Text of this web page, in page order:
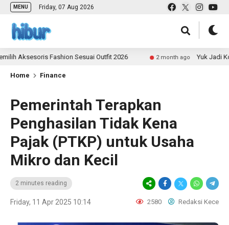
MENU Friday, 07 Aug 2026
Fashion Sesuai Outfit 2026 2 month ago Yuk Jadi
Home Finance
Pemerintah Terapkan
Penghasilan Tidak Kena
Pajak (PTKP) untuk Usaha
Mikro dan Kecil
2 minutes reading
Friday, 11 Apr 2025 10:14 2580 Redaksi Kece